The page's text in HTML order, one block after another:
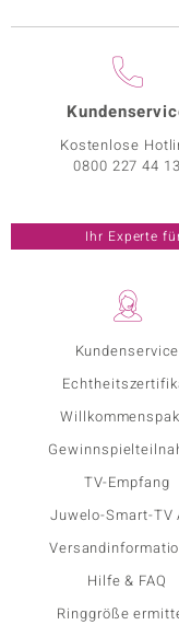
Kundenservice
TV-Empfang
Juwelo-Smart-TV
Hilfe & FAQ
Ringgröße
Kostenlose
0800 227 44 13
Ihr Experte